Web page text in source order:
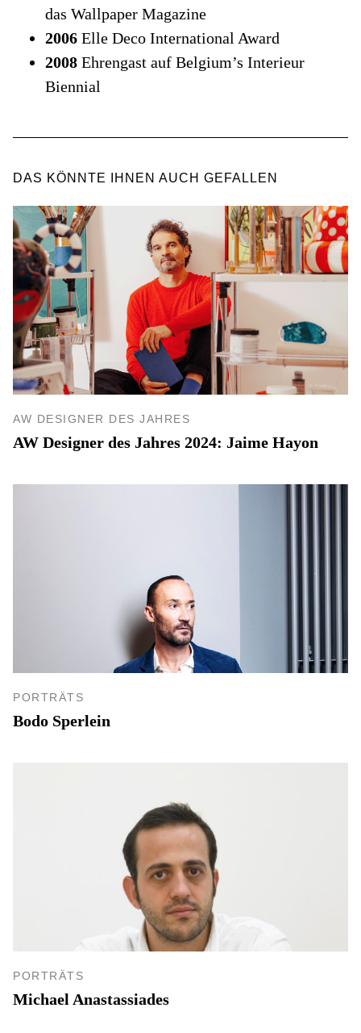
das Wallpaper Magazine
2006 Elle Deco International Award
2008 Ehrengast auf Belgium’s Interieur
Biennial
DAS KÖNNTE IHNEN AUCH GEFALLEN
AW DESIGNER DES JAHRES
AW Designer des Jahres 2024: Jaime Hayon
PORTRÄTS
Bodo Sperlein
PORTRÄTS
Michael Anastassiades